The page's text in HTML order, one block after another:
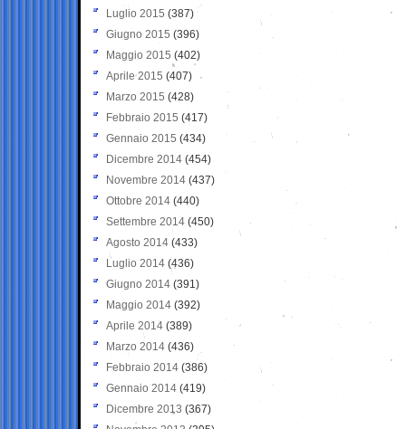
Luglio 2015 (387)
Giugno 2015 (396)
Maggio 2015 (402)
Aprile 2015 (407)
Marzo 2015 (428)
Febbraio 2015 (417)
Gennaio 2015 (434)
Dicembre 2014 (454)
Novembre 2014 (437)
Ottobre 2014 (440)
Settembre 2014 (450)
Agosto 2014 (433)
Luglio 2014 (436)
Giugno 2014 (391)
Maggio 2014 (392)
Aprile 2014 (389)
Marzo 2014 (436)
Febbraio 2014 (386)
Gennaio 2014 (419)
Dicembre 2013 (367)